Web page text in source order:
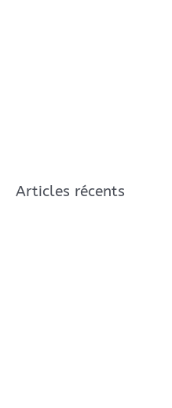
Articles récents